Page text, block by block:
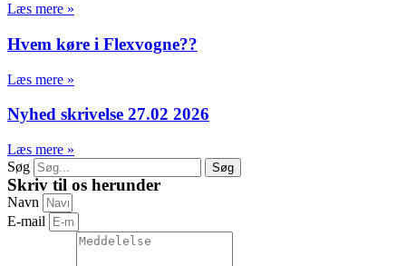
Læs mere »
Hvem køre i Flexvogne??
Læs mere »
Nyhed skrivelse 27.02 2026
Læs mere »
Søg
Søg
Skriv til os herunder
Navn
E-mail